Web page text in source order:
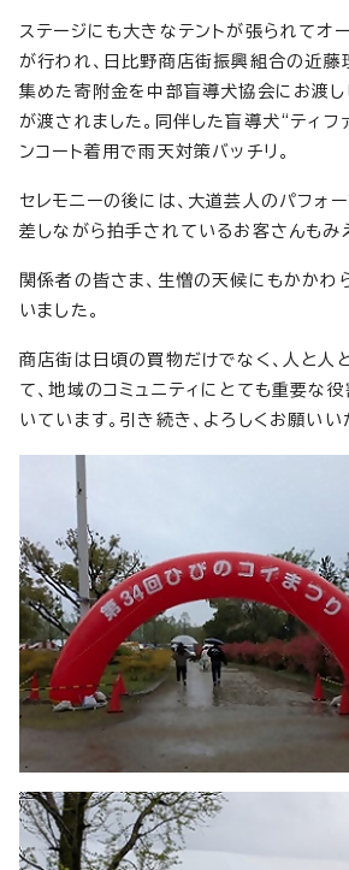
ステージにも大きなテントが張られてオ
が行われ、日比野商店街振興組合の近藤
集めた寄附金を中部盲導犬協会にお渡し
が渡されました。同伴した盲導犬“ティフ
ンコート着用で雨天対策バッチリ。
セレモニーの後には、大道芸人のパフォ
差しながら拍手されているお客さんもみ
関係者の皆さま、生憎の天候にもかかわ
いました。
商店街は日頃の買物だけでなく、人と人
て、地域のコミュニティにとても重要な
いています。引き続き、よろしくお願いい